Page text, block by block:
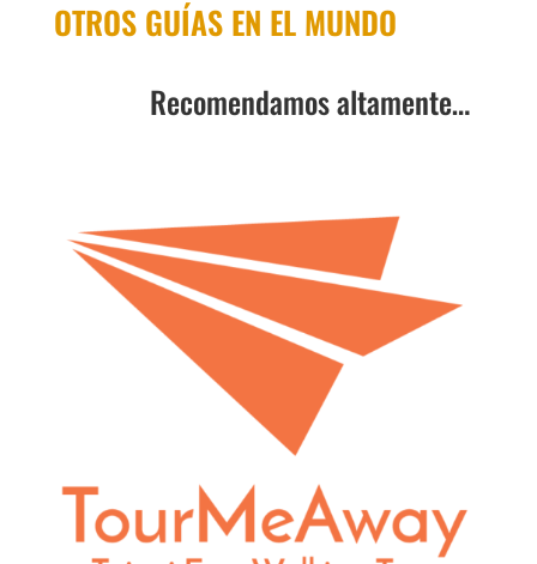
OTROS GUÍAS EN EL MUNDO
Recomendamos altamente…